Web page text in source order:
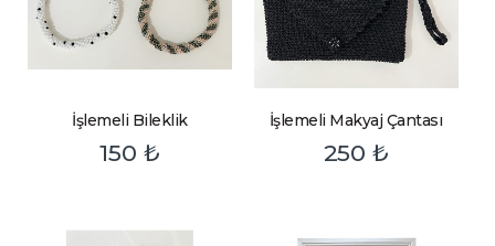
İşlemeli Bileklik
150 ₺
İşlemeli Makyaj Çantası
250 ₺